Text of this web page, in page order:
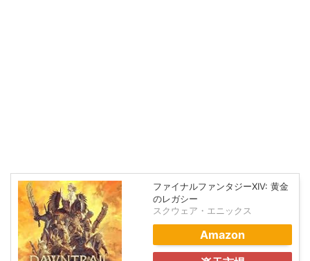
ファイナルファンタジーXIV: 黄金
のレガシー
スクウェア・エニックス
Amazon